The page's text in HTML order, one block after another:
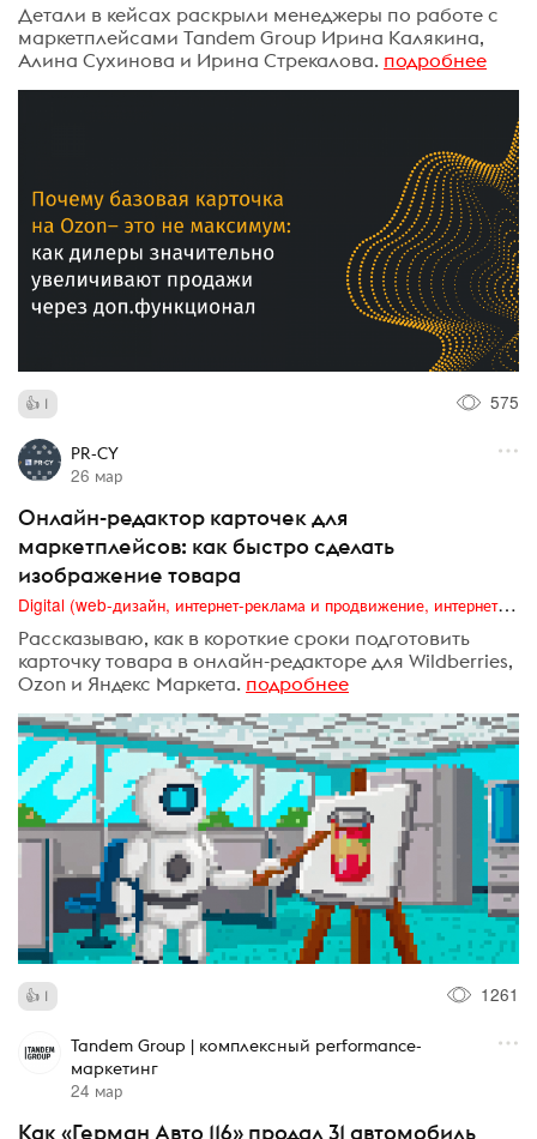
Детали в кейсах раскрыли менеджеры по работе с
маркетплейсами Tandem Group Ирина Калякина,
Алина Сухинова и Ирина Стрекалова. подробнее
1 575
PR-CY
26 мар
Онлайн-редактор карточек для
маркетплейсов: как быстро сделать
изображение товара
Digital (web-дизайн, интернет-реклама и продвижение, интернет-сообщества и блоги, интернет-коммуникации, мобильный маркетинг, реклама на цифровых экранах)
Рассказываю, как в короткие сроки подготовить
карточку товара в онлайн-редакторе для Wildberries,
Ozon и Яндекс Маркета. подробнее
1 1261
Tandem Group | комплексный performance-
маркетинг
24 мар
Как «Герман Авто 116» продал 31 автомобиль